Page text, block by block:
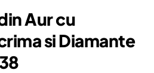
Aur cu
si Diamante